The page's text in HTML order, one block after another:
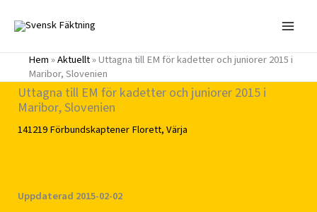
innehåll
Hem»Aktuellt»Uttagna till EM för kadetter och juniorer 2015 i
Maribor, Slovenien
Uttagna till EM för kadetter och juniorer 2015 i
Maribor, Slovenien
141219FörbundskaptenerFlorett,Värja
Uppdaterad 2015-02-02